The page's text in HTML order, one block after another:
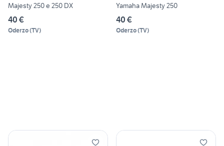
Majesty 250 e 250 DX
40 €
Oderzo(TV)
Yamaha Majesty 250
40 €
Oderzo(TV)